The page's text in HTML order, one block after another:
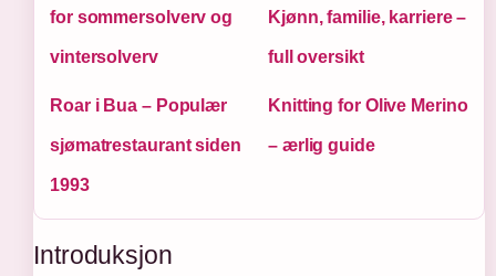
for sommersolverv og
vintersolverv
Kjønn, familie, karriere –
full oversikt
Roar i Bua – Populær
sjømatrestaurant siden
1993
Knitting for Olive Merino
– ærlig guide
Introduksjon